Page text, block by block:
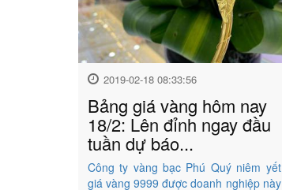
2019-02-18 08:33:56
Bảng giá vàng hôm nay
18/2: Lên đỉnh ngay đầu
tuần dự báo...
Công ty vàng bạc Phú Quý niêm yết
giá vàng 9999 được doanh nghiệp này